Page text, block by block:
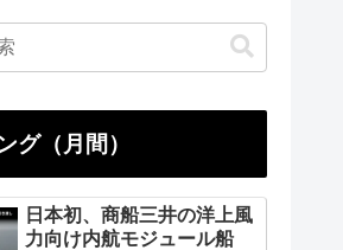
グ（月間）
日本初、商船三井の洋上風
力向け内航モジュール船